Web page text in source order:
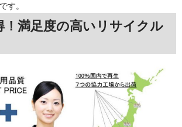
す。
！満足度の高いリサイクル